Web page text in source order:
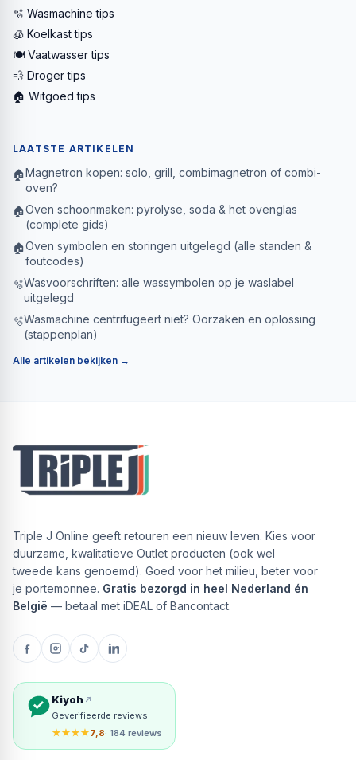
🫧 Wasmachine tips
🧊 Koelkast tips
🍽️ Vaatwasser tips
💨 Droger tips
🏠 Witgoed tips
LAATSTE ARTIKELEN
🏠Magnetron kopen: solo, grill, combimagnetron of combi-
oven?
🏠Oven schoonmaken: pyrolyse, soda & het ovenglas
(complete gids)
🏠Oven symbolen en storingen uitgelegd (alle standen &
foutcodes)
🫧Wasvoorschriften: alle wassymbolen op je waslabel
uitgelegd
🫧Wasmachine centrifugeert niet? Oorzaken en oplossing
(stappenplan)
Alle artikelen bekijken →
Triple J Online geeft retouren een nieuw leven. Kies voor
duurzame, kwalitatieve Outlet producten (ook wel
tweede kans genoemd). Goed voor het milieu, beter voor
je portemonnee. Gratis bezorgd in heel Nederland én
België — betaal met iDEAL of Bancontact.
Kiyoh
Geverifieerde reviews
★★★★7,8· 184 reviews